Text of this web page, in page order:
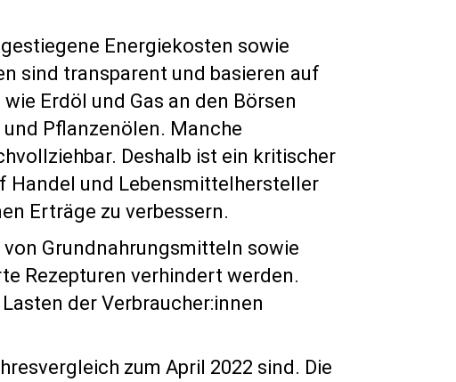
Energiekosten sowie
sind transparent und basieren auf
Erdöl und Gas an den Börsen
Pflanzenölen. Manche
Deshalb ist ein kritischer
Handel und Lebensmittelhersteller
Erträge zu verbessern.
Grundnahrungsmitteln sowie
Rezepturen verhindert werden.
der Verbraucher:innen
zum April 2022 sind. Die